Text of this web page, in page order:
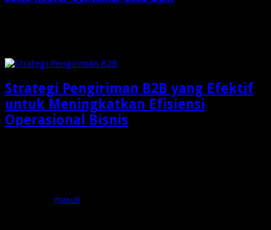
Strategi Pengiriman B2B yang Efektif
untuk Meningkatkan Efisiensi
Operasional Bisnis
masuk